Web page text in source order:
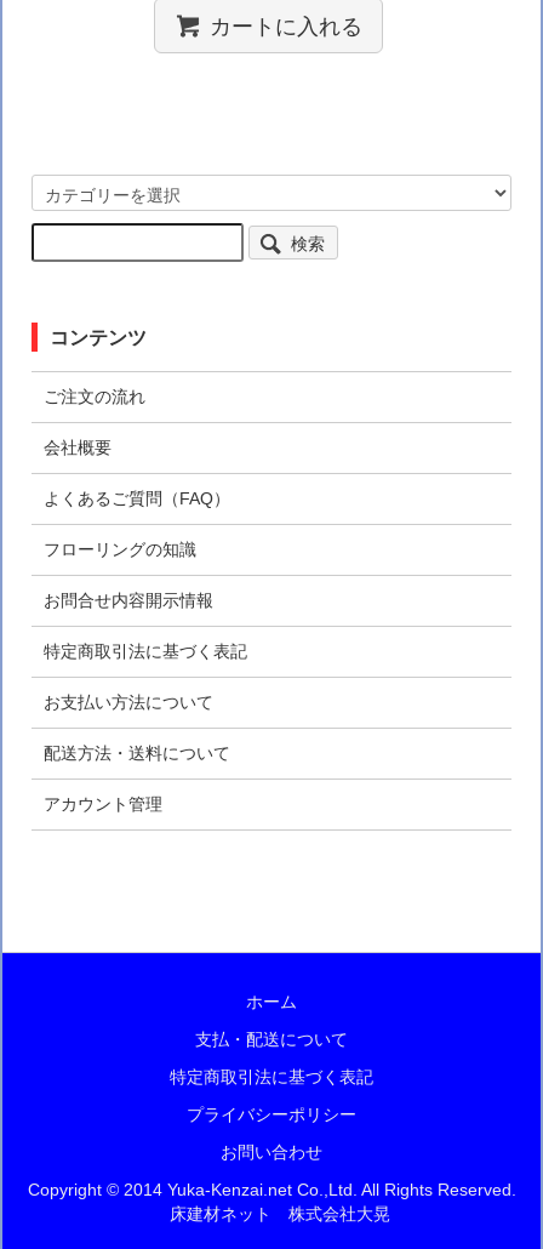
カートに入れる
検索
コンテンツ
ご注文の流れ
会社概要
よくあるご質問（FAQ）
フローリングの知識
お問合せ内容開示情報
特定商取引法に基づく表記
お支払い方法について
配送方法・送料について
アカウント管理
ホーム
支払・配送について
特定商取引法に基づく表記
プライバシーポリシー
お問い合わせ
Copyright © 2014 Yuka-Kenzai.net Co.,Ltd. All Rights Reserved.
床建材ネット 株式会社大晃